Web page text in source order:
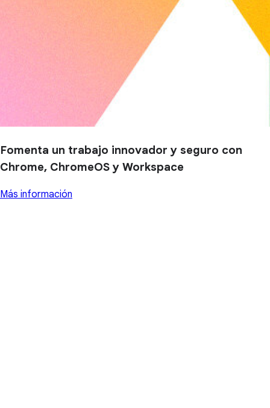
Fomenta un trabajo innovador y seguro con
Chrome, ChromeOS y Workspace
Más información